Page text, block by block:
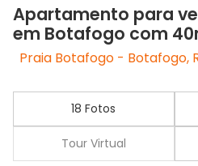
Apartamento para
em Botafogo com
Praia Botafogo - Botafogo,
18 Fotos
Tour Virtual